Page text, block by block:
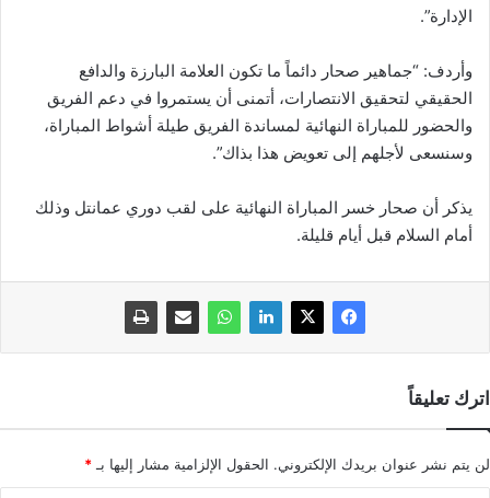
الإدارة”.
وأردف: “جماهير صحار دائماً ما تكون العلامة البارزة والدافع
الحقيقي لتحقيق الانتصارات، أتمنى أن يستمروا في دعم الفريق
والحضور للمباراة النهائية لمساندة الفريق طيلة أشواط المباراة،
وسنسعى لأجلهم إلى تعويض هذا بذاك”.
يذكر أن صحار خسر المباراة النهائية على لقب دوري عمانتل وذلك
أمام السلام قبل أيام قليلة.
اترك تعليقاً
لن يتم نشر عنوان بريدك الإلكتروني. الحقول الإلزامية مشار إليها بـ *